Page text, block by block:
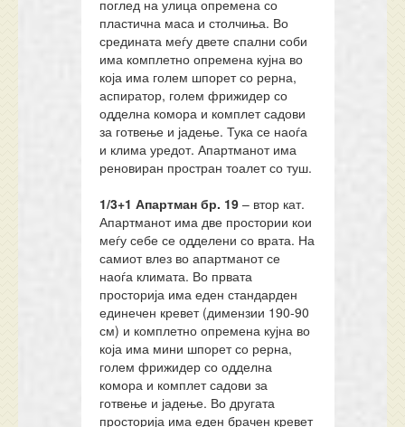
поглед на улица опремена со
пластична маса и столчиња. Во
средината меѓу двете спални соби
има комплетно опремена кујна во
која има голем шпорет со рерна,
аспиратор, голем фрижидер со
одделна комора и комплет садови
за готвење и јадење. Тука се наоѓа
и клима уредот. Апартманот има
реновиран простран тоалет со туш.
1/3+1 Апартман бр. 19 – втор кат.
Апартманот има две простории кои
меѓу себе се одделени со врата. На
самиот влез во апартманот се
наоѓа климата. Во првата
просторија има еден стандарден
единечен кревет (димензии 190-90
см) и комплетно опремена кујна во
која има мини шпорет со рерна,
голем фрижидер со одделна
комора и комплет садови за
готвење и јадење. Во другата
просторија има еден брачен кревет